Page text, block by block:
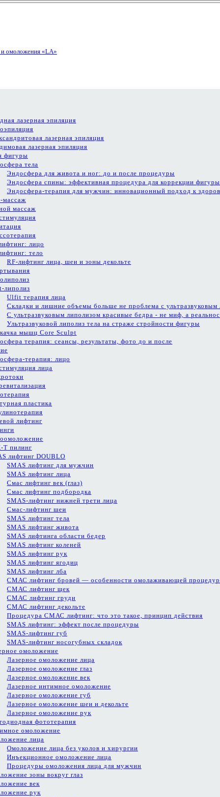
лазерная эпиляция
лазерная эпиляция
лазерная эпиляция
фигуры
тела
Эндосфера для живота и ног: до и после процедуры
Эндосфера спины: эффективная процедура для коррекции
Эндосфера-терапия для мужчин: инновационный подход к
массаж
массаж
лицо
тело
RF-лифтинг лица, шеи и зоны декольте
липолиз
Ulfit терапия лица
Складки и лишние объемы больше не проблема с ультразвуковым
С ультразвуковым липолизом красивые бедра - не миф, а
Ультразвуковой липолиз тела на страже стройности фигуры
мышц Core Sculpt
терапия: сеансы, результаты, фото до и после
терапия: лицо
лица
пластика
лифтинг
T пилинг
лифтинг DOUBLO
SMAS лифтинг для мужчин
SMAS лифтинг лица
Смас лифтинг век (глаз)
Смас лифтинг подбородка
SMAS-лифтинг нижней трети лица
Смас-лифтинг шеи
SMAS лифтинг тела
SMAS лифтинг живота
SMAS лифтинга области бедер
SMAS лифтинг коленей
SMAS лифтинг рук
SMAS лифтинг ягодиц
SMAS лифтинг лба
СМАС лифтинг бровей — особенности омолаживающей
СМАС лифтинг щек
СМАС лифтинг груди
СМАС лифтинг декольте
Процедура СМАС лифтинг: что это такое, принцип действия
SMAS лифтинг: эффект после процедуры
SMAS-лифтинг губ
SMAS-лифтинг носогубных складок
омоложение
Лазерное омоложение лица
Лазерное омоложение глаз
Лазерное омоложение век
Лазерное интимное омоложение
Лазерное омоложение губ
Лазерное омоложение шеи и декольте
Лазерное омоложение рук
фототерапия
омоложение
лица
Омоложение лица без уколов и хирургии
Инъекционное омоложение лица
Процедуры омоложения лица для мужчин
зоны вокруг глаз
век
рук